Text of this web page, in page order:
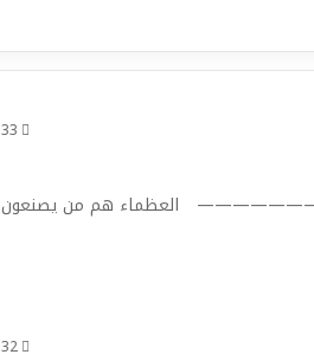
33
العظماء هم من يصنعون
32